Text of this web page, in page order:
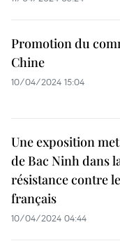
Promotion du
Chine
10/04/2024 15:04
Une exposition
de Bac Ninh dans
résistance contre
français
10/04/2024 04:44